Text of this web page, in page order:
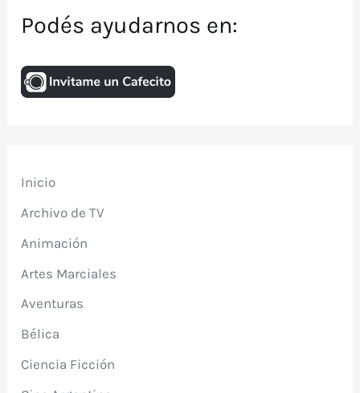
Podés ayudarnos en:
Inicio
Archivo de TV
Animación
Artes Marciales
Aventuras
Bélica
Ciencia Ficción